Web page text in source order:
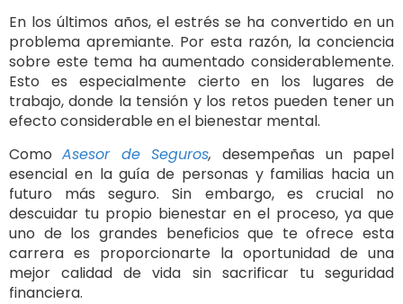
En los últimos años, el estrés se ha convertido en un
problema apremiante. Por esta razón, la conciencia
sobre este tema ha aumentado considerablemente.
Esto es especialmente cierto en los lugares de
trabajo, donde la tensión y los retos pueden tener un
efecto considerable en el bienestar mental.
ComoAsesor de Seguros,desempeñas un papel
esencial en la guía de personas y familias hacia un
futuro más seguro. Sin embargo, es crucial no
descuidar tu propio bienestar en el proceso, ya que
uno de los grandes beneficios que te ofrece esta
carrera es proporcionarte la oportunidad de una
mejor calidad de vida sin sacrificar tu seguridad
financiera.